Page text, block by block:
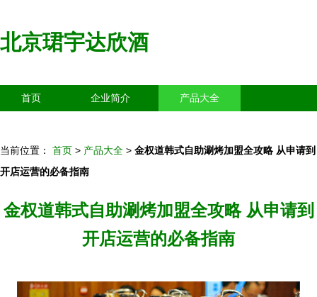
北京珺宇达欣酒
首页 企业简介 产品大全
当前位置： 首页 > 产品大全 > 金权道韩式自助涮烤加盟全攻略 从申请到
开店运营的必备指南
金权道韩式自助涮烤加盟全攻略 从申请到
开店运营的必备指南